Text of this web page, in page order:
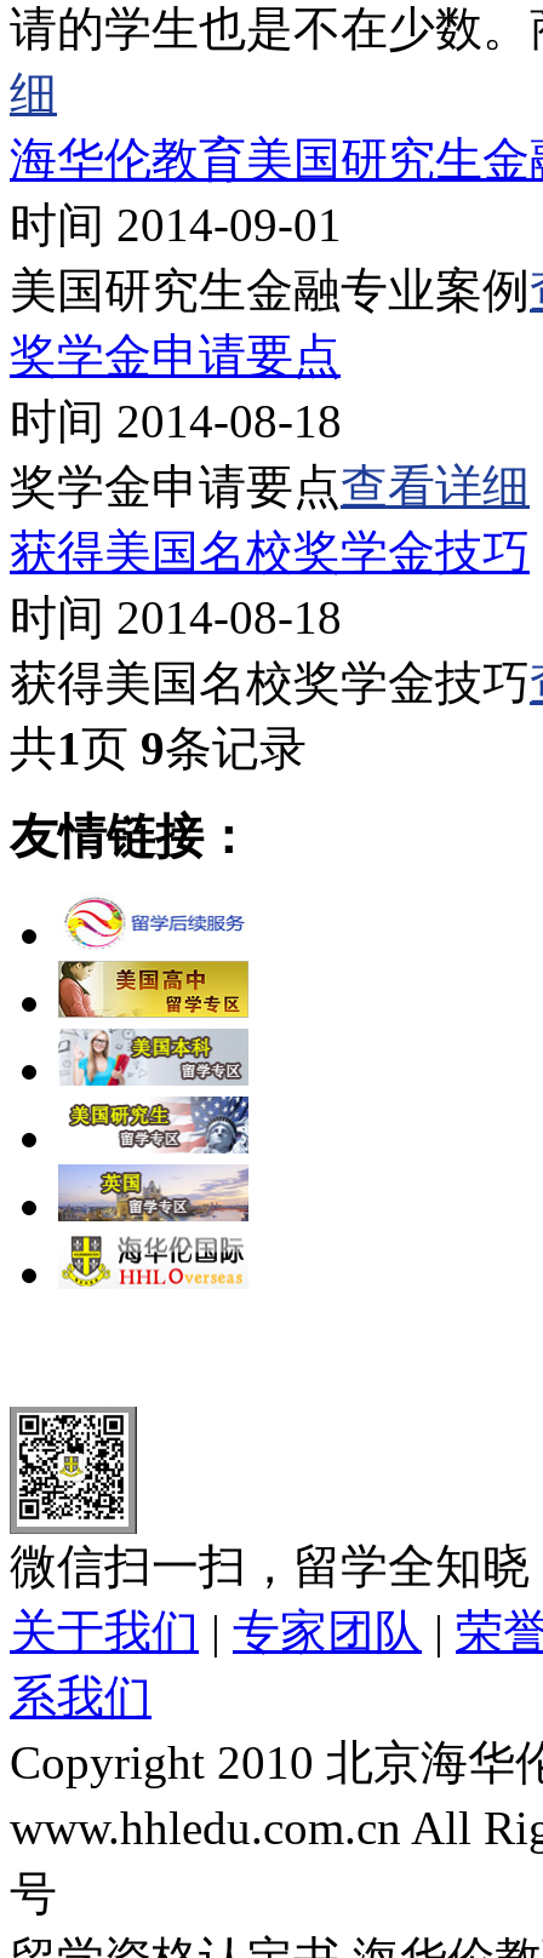
请的学生也是不在少数
细
海华伦教育美国研究生
时间 2014-09-01
美国研究生金融专业案例
奖学金申请要点
时间 2014-08-18
奖学金申请要点查看详细
获得美国名校奖学金技巧
时间 2014-08-18
获得美国名校奖学金技巧
共1页 9条记录
友情链接：
微信扫一扫，留学全知晓
关于我们 | 专家团队 | 荣
系我们
Copyright 2010 北京海
www.hhledu.com.cn All
号